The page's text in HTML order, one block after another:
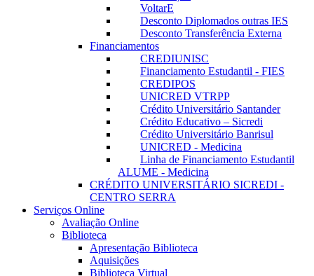
VoltarE
Desconto Diplomados outras IES
Desconto Transferência Externa
Financiamentos
CREDIUNISC
Financiamento Estudantil - FIES
CREDIPOS
UNICRED VTRPP
Crédito Universitário Santander
Crédito Educativo – Sicredi
Crédito Universitário Banrisul
UNICRED - Medicina
Linha de Financiamento Estudantil
ALUME - Medicina
CRÉDITO UNIVERSITÁRIO SICREDI -
CENTRO SERRA
Serviços Online
Avaliação Online
Biblioteca
Apresentação Biblioteca
Aquisições
Biblioteca Virtual